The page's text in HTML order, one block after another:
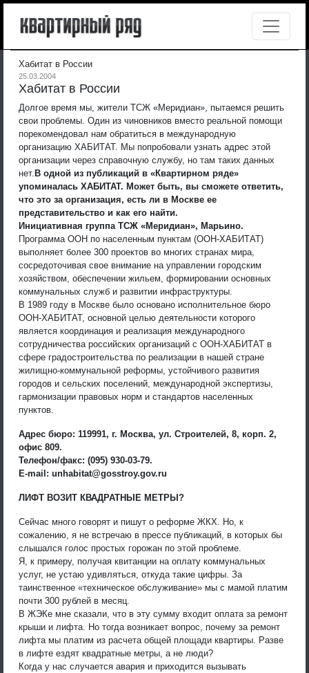
Хабитат в России
25.03.2004
Хабитат в России
Долгое время мы, жители ТСЖ «Меридиан», пытаемся решить
свои проблемы. Один из чиновников вместо реальной помощи
порекомендовал нам обратиться в международную
организацию ХАБИТАТ. Мы попробовали узнать адрес этой
организации через справочную службу, но там таких данных
нет. В одной из публикаций в «Квартирном ряде»
упоминалась ХАБИТАТ. Может быть, вы сможете ответить,
что это за организация, есть ли в Москве ее
представительство и как его найти.
Инициативная группа ТСЖ «Меридиан», Марьино.
Программа ООН по населенным пунктам (ООН-ХАБИТАТ)
выполняет более 300 проектов во многих странах мира,
сосредоточивая свое внимание на управлении городским
хозяйством, обеспечении жильем, формировании основных
коммунальных служб и развитии инфраструктуры.
В 1989 году в Москве было основано исполнительное бюро
ООН-ХАБИТАТ, основной целью деятельности которого
является координация и реализация международного
сотрудничества российских организаций с ООН-ХАБИТАТ в
сфере градостроительства по реализации в нашей стране
жилищно-коммунальной реформы, устойчивого развития
городов и сельских поселений, международной экспертизы,
гармонизации правовых норм и стандартов населенных
пунктов.
Адрес бюро: 119991, г. Москва, ул. Строителей, 8, корп. 2,
офис 809.
Телефон/факс: (095) 930-03-79.
E-mail: unhabitat@gosstroy.gov.ru
ЛИФТ ВОЗИТ КВАДРАТНЫЕ МЕТРЫ?
Сейчас много говорят и пишут о реформе ЖКХ. Но, к
сожалению, я не встречаю в прессе публикаций, в которых бы
слышался голос простых горожан по этой проблеме.
Я, к примеру, получая квитанции на оплату коммунальных
услуг, не устаю удивляться, откуда такие цифры. За
таинственное «техническое обслуживание» мы с мамой платим
почти 300 рублей в месяц.
В ЖЭКе мне сказали, что в эту сумму входит оплата за ремонт
крыши и лифта. Но тогда возникает вопрос, почему за ремонт
лифта мы платим из расчета общей площади квартиры. Разве
в лифте ездят квадратные метры, а не люди?
Когда у нас случается авария и приходится вызывать